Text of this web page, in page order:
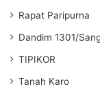
Rapat Paripurna
Dandim 1301/
TIPIKOR
Tanah Karo